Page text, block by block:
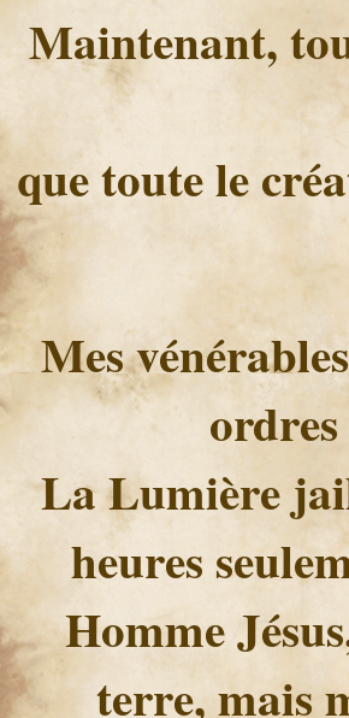
Maintenant,
que toute le
Mes
La Lumière
heures
Homme
terre, mais